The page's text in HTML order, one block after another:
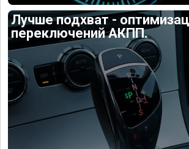
Лучше подхват -
переключений АКПП.